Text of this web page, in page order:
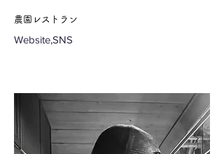
農園レストラン
Website,SNS